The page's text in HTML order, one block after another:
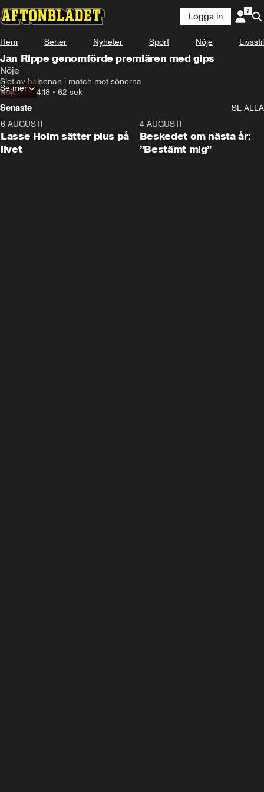
Logga in
Hem Serier Nyheter Sport Nöje Livsstil
Jan Rippe genomförde premiären med gips
Nöje
Slet av hälsenan i match mot sönerna
Nöje•11.04.18 • 62 sek
Se mer
Senaste
SE ALLA
6 AUGUSTI
Lasse Holm sätter plus på
livet
4 AUGUSTI
Beskedet om nästa år:
”Bestämt mig”